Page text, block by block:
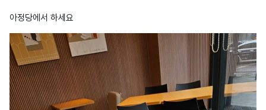
아정당에서 하세요